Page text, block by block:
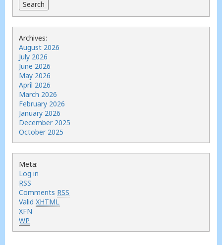
Archives:
August 2026
July 2026
June 2026
May 2026
April 2026
March 2026
February 2026
January 2026
December 2025
October 2025
Meta:
Log in
RSS
Comments RSS
Valid XHTML
XFN
WP